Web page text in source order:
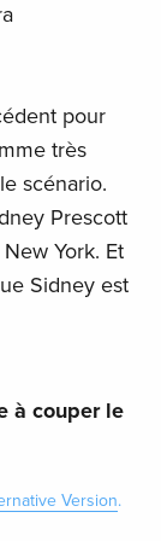
pour
très
scénario.
Prescott
York. Et
Sidney est
à couper le
Version.